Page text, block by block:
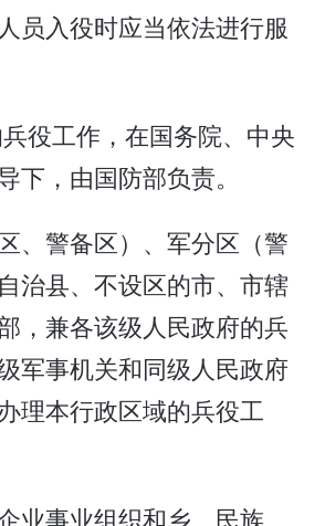
员入役时应当依法进行服
役工作，在国务院、中央
下，由国防部负责。
、警备区）、军分区（警
治县、不设区的市、市辖
，兼各该级人民政府的兵
军事机关和同级人民政府
理本行政区域的兵役工
业事业组织和乡、民族